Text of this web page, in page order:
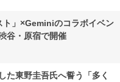
」×Geminiのコラボイベン
谷・原宿で開催
た東野圭吾氏へ誓う「多く